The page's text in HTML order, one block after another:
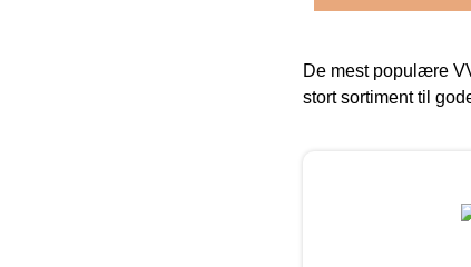
De mest populære
stort sortiment til